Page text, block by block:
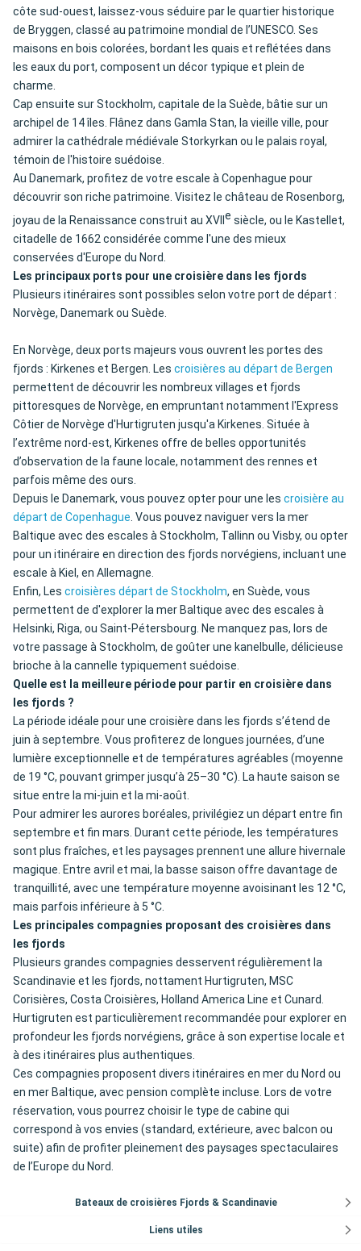
côte sud-ouest, laissez-vous séduire par le quartier historique
de Bryggen, classé au patrimoine mondial de l’UNESCO. Ses
maisons en bois colorées, bordant les quais et reflétées dans
les eaux du port, composent un décor typique et plein de
charme.
Cap ensuite sur Stockholm, capitale de la Suède, bâtie sur un
archipel de 14 îles. Flânez dans Gamla Stan, la vieille ville, pour
admirer la cathédrale médiévale Storkyrkan ou le palais royal,
témoin de l'histoire suédoise.
Au Danemark, profitez de votre escale à Copenhague pour
découvrir son riche patrimoine. Visitez le château de Rosenborg,
joyau de la Renaissance construit au XVII e siècle, ou le Kastellet,
citadelle de 1662 considérée comme l'une des mieux
conservées d'Europe du Nord.
Les principaux ports pour une croisière dans les fjords
Plusieurs itinéraires sont possibles selon votre port de départ :
Norvège, Danemark ou Suède.
En Norvège, deux ports majeurs vous ouvrent les portes des
fjords : Kirkenes et Bergen. Les croisières au départ de Bergen
permettent de découvrir les nombreux villages et fjords
pittoresques de Norvège, en empruntant notamment l'Express
Côtier de Norvège d'Hurtigruten jusqu'a Kirkenes. Située à
l’extrême nord-est, Kirkenes offre de belles opportunités
d’observation de la faune locale, notamment des rennes et
parfois même des ours.
Depuis le Danemark, vous pouvez opter pour une les croisière au
départ de Copenhague . Vous pouvez naviguer vers la mer
Baltique avec des escales à Stockholm, Tallinn ou Visby, ou opter
pour un itinéraire en direction des fjords norvégiens, incluant une
escale à Kiel, en Allemagne.
Enfin, Les croisières départ de Stockholm, en Suède, vous
permettent de d'explorer la mer Baltique avec des escales à
Helsinki, Riga, ou Saint-Pétersbourg. Ne manquez pas, lors de
votre passage à Stockholm, de goûter une kanelbulle, délicieuse
brioche à la cannelle typiquement suédoise.
Quelle est la meilleure période pour partir en croisière dans
les fjords ?
La période idéale pour une croisière dans les fjords s’étend de
juin à septembre. Vous profiterez de longues journées, d’une
lumière exceptionnelle et de températures agréables (moyenne
de 19 °C, pouvant grimper jusqu’à 25–30 °C). La haute saison se
situe entre la mi-juin et la mi-août.
Pour admirer les aurores boréales, privilégiez un départ entre fin
septembre et fin mars. Durant cette période, les températures
sont plus fraîches, et les paysages prennent une allure hivernale
magique. Entre avril et mai, la basse saison offre davantage de
tranquillité, avec une température moyenne avoisinant les 12 °C,
mais parfois inférieure à 5 °C.
Les principales compagnies proposant des croisières dans
les fjords
Plusieurs grandes compagnies desservent régulièrement la
Scandinavie et les fjords, nottament Hurtigruten, MSC
Corisières, Costa Croisières, Holland America Line et Cunard.
Hurtigruten est particulièrement recommandée pour explorer en
profondeur les fjords norvégiens, grâce à son expertise locale et
à des itinéraires plus authentiques.
Ces compagnies proposent divers itinéraires en mer du Nord ou
en mer Baltique, avec pension complète incluse. Lors de votre
réservation, vous pourrez choisir le type de cabine qui
correspond à vos envies (standard, extérieure, avec balcon ou
suite) afin de profiter pleinement des paysages spectaculaires
de l’Europe du Nord.
Bateaux de croisières Fjords & Scandinavie
Liens utiles